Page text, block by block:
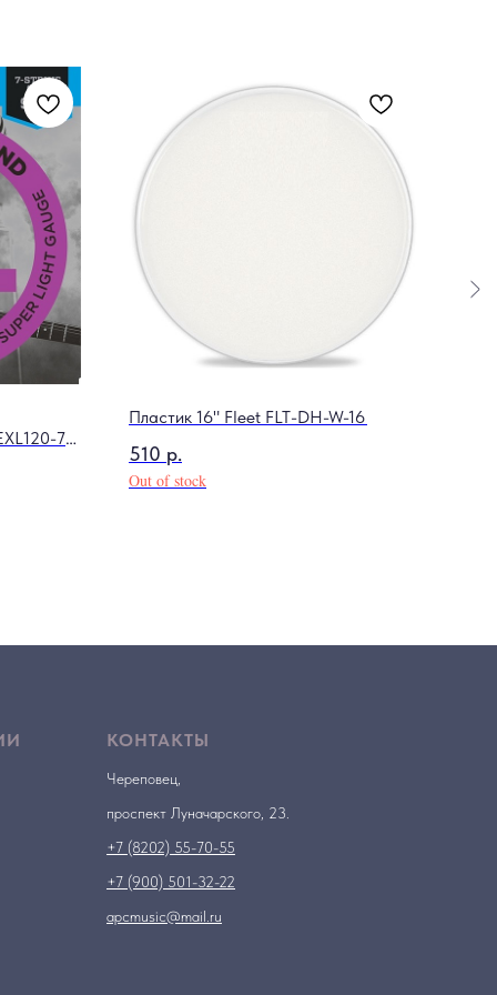
7
Пластик 16" Fleet FLT-DH-W-16
510 р.
Out of stock
КОНТАКТЫ
Череповец,
проспект Луначарского, 23.
+7 (8202) 55-70-55
+7 (900) 501-32-22
apcmusic@mail.ru